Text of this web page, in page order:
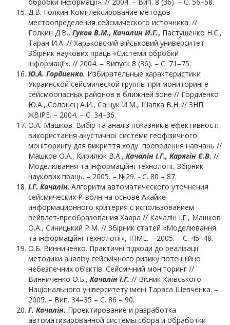
Д.В. Голкин Комплексирование методов
местоопределения сейсмического источника. //
Голкин Д.В., Гуков В.М., Качалин И.Г., Пастушенко Н.С.,
Таран И.А. // Харьковский військовий университет.
Збірник наукових праць «Системи обробки
інформації». // 2004. – Випуск 8 (36). – С. 71–75.
Ю.А. Гордиенко. Избирательные характеристики
Украинской сейсмической группы при мониторинге
сейсмоопасных районов в ближней зоне // Гордиенко
Ю.А., Солонец А.И., Сащук И.М., Шапка В.Н. // ЗНП
ЖВІРЕ. – 2004. – С. 34–36.
О.А. Машков. Вибір та аналіз показників ефективності
використання акустичної системи геофізичного
моніторингу для викриття ходу проведення навчань //
Машков О.А., Кирилюк В.А., Качалін І.Г., Карягін Є.В. //
Моделювання та інформаційні технології, Збірник
наукових праць. – 2005. – №29. - С. 80 – 87.
І.Г. Качалін. Алгоритм автоматического уточнения
сейсмических Р-волн на основе Акайке
информационного критерия с использованием
вейвлет-преобразования Хаара // Качалін І.Г., Машков
О.А., Синицький Р.М. // Збірник статей «Моделювання
та інформаційні технології», ІПМЕ. – 2005. – С. 45–48.
О.Б. Винниченко. Практичні підходи до реалізації
методики аналізу сейсмічного ризику потенційно
небезпечних об’єктів. Сейсмічний моніторинг //
Винниченко О.Б., Качалін І.Г. // Вісник Київського
Національного університету імені Тараса Шевченка. –
2005. – Вип. 34–35 – С. 86 – 90.
Г. Качалін. Проектирование и разработка
автоматизированной системы сбора и обработки